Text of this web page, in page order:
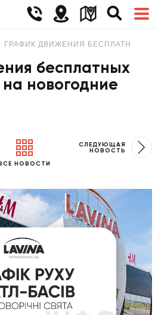
ГРАФИК ДВИЖЕНИЯ БЕСПЛАТНЫХ
бесплатных
новогодние
ВСЕ НОВОСТИ
СЛЕДУЮЩАЯ
НОВОСТЬ